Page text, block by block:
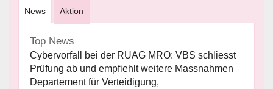
News Aktion
Top News
Cybervorfall bei der RUAG MRO: VBS schliesst
Prüfung ab und empfiehlt weitere Massnahmen
Departement für Verteidigung,